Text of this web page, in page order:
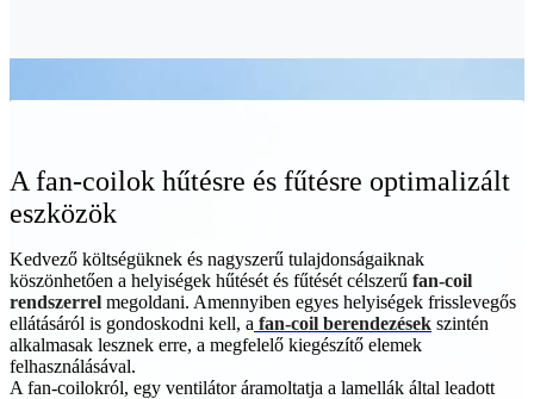
A fan-coilok hűtésre és fűtésre optimalizált
eszközök
Kedvező költségüknek és nagyszerű tulajdonságaiknak
köszönhetően a helyiségek hűtését és fűtését célszerű fan-coil
rendszerrel megoldani. Amennyiben egyes helyiségek frisslevegős
ellátásáról is gondoskodni kell, a fan-coil berendezések szintén
alkalmasak lesznek erre, a megfelelő kiegészítő elemek
felhasználásával.
A fan-coilokról, egy ventilátor áramoltatja a lamellák által leadott